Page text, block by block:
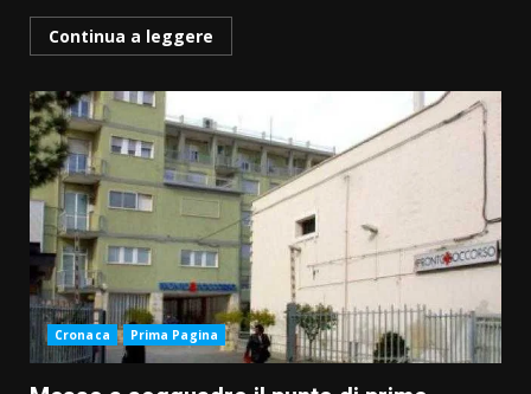
Continua a leggere
Cronaca Prima Pagina